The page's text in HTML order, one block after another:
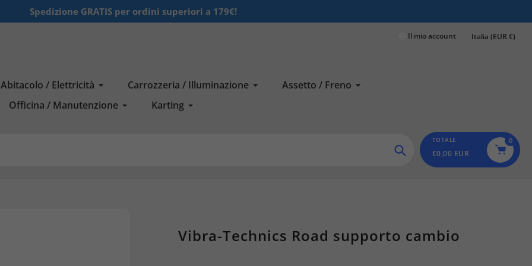
Spedizione GRATIS per ordini superiori a 179€!
Il mio account Italia (EUR €)
Abitacolo / Elettricità Carrozzeria / Illuminazione
Assetto / Freno
Officina / Manutenzione Karting
Ricerca
TOTALE
€0,00 EUR
0
Vibra-Technics Road supporto cambio